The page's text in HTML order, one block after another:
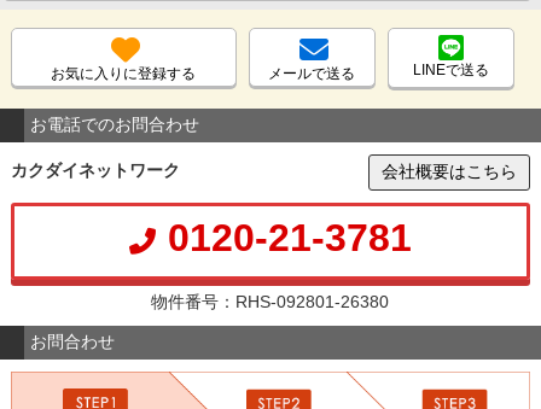
お気に入りに登録する メールで送る LINEで送る
お電話でのお問合わせ
カクダイネットワーク 会社概要はこちら
0120-21-3781
物件番号：RHS-092801-26380
お問合わせ